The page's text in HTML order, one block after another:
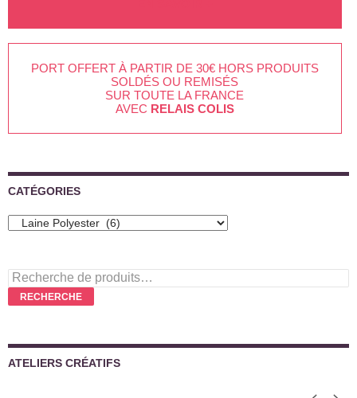
PORT OFFERT À PARTIR DE 30€ HORS PRODUITS
SOLDÉS OU REMISÉS
SUR TOUTE LA FRANCE
AVEC RELAIS COLIS
CATÉGORIES
Recherche
pour :
RECHERCHE
ATELIERS CRÉATIFS